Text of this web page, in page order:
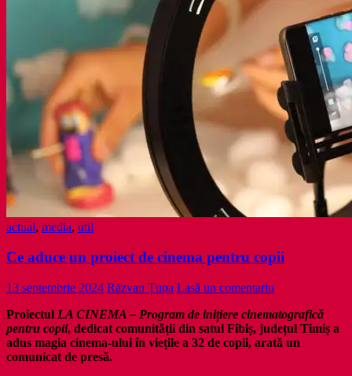
actual, media, util
Ce aduce un proiect de cinema pentru copii
13 septembrie 2024 Răzvan Țupa Lasă un comentariu
Proiectul LA CINEMA – Program de inițiere cinematografică
pentru copii, dedicat comunității din satul Fibiș, județul Timiș a
adus magia cinema-ului în viețile a 32 de copii, arată un
comunicat de presă.